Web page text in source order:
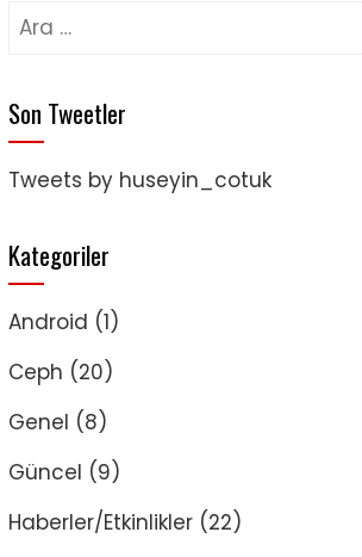
Arama:
Son Tweetler
Tweets by huseyin_cotuk
Kategoriler
Android (1)
Ceph (20)
Genel (8)
Güncel (9)
Haberler/Etkinlikler (22)